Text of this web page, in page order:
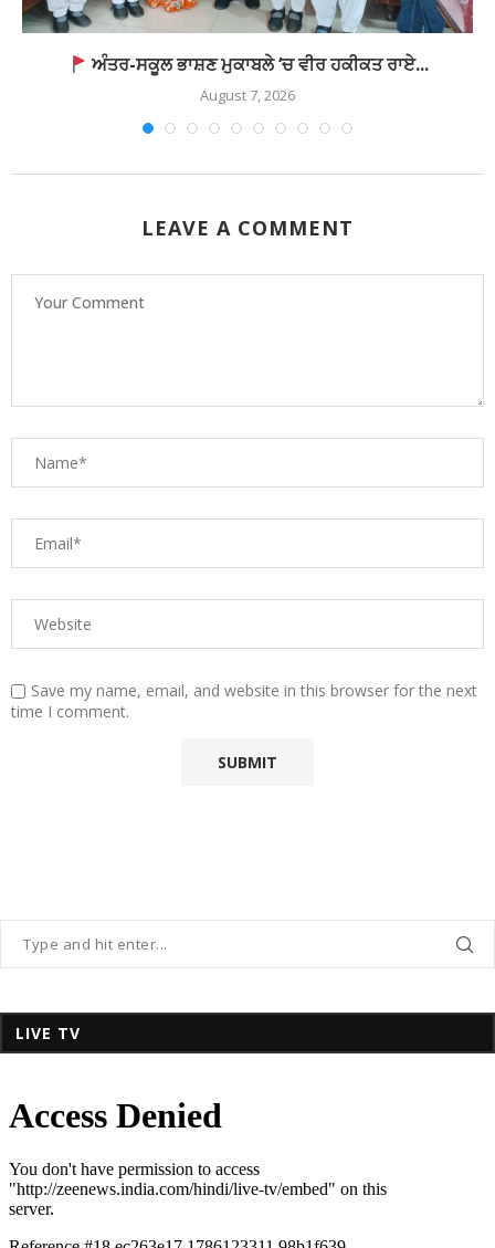
ਅੰਤਰ-ਸਕੂਲ ਭਾਸ਼ਣ ਮੁਕਾਬਲੇ ‘ਚ ਵੀਰ ਹਕੀਕਤ ਰਾਏ...
August 7, 2026
LEAVE A COMMENT
Save my name, email, and website in this browser for the next
time I comment.
LIVE TV